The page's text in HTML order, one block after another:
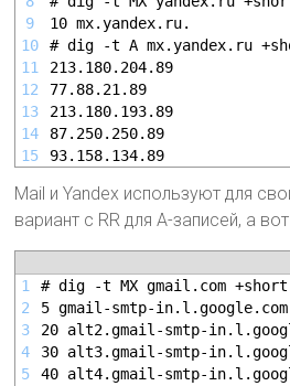
9
10
11
12
13
14
15
10 mx.yandex.ru.
# dig -t A mx.yandex.ru
213.180.204.89
77.88.21.89
213.180.193.89
87.250.250.89
93.158.134.89
Mail и Yandex используют для
вариант с RR для A-записей, а
1
2
3
4
5
# dig -t MX gmail.com +short
5 gmail-smtp-
20 alt2.gmail-smtp-
30 alt3.gmail-smtp-
40 alt4.gmail-smtp-